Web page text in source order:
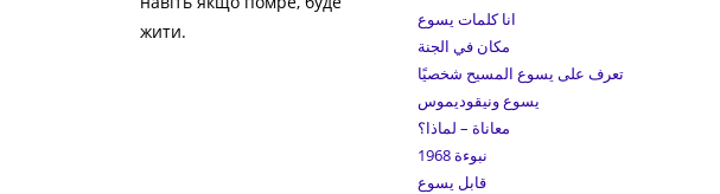
жити.
انا كلمات يسوع
مكان في الجنة
تعرف على يسوع المسيح شخصيًا
يسوع ونيقوديموس
معاناة – لماذا؟
نبوءة 1968
قابل يسوع